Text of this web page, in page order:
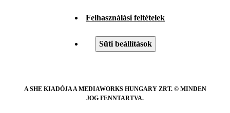
Felhasználási feltételek
Süti beállítások
A SHE KIADÓJA A MEDIAWORKS HUNGARY ZRT. © MINDEN
JOG FENNTARTVA.